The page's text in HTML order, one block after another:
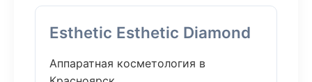
Esthetic Esthetic Diamond
Аппаратная косметология в